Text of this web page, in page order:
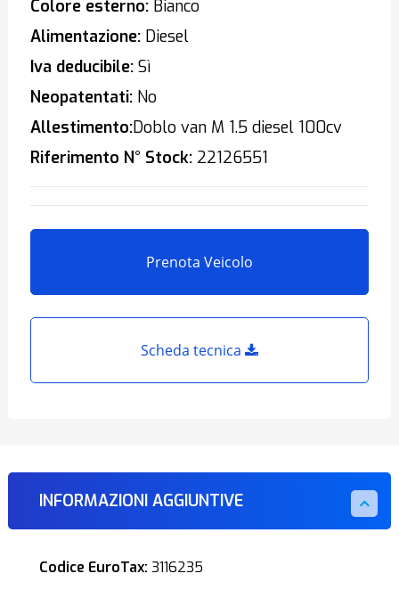
Colore esterno:Bianco
Alimentazione:Diesel
Iva deducibile:Sì
Neopatentati:No
Allestimento:Doblo van M 1.5 diesel 100cv
Riferimento N° Stock:22126551
Prenota Veicolo
Scheda tecnica
INFORMAZIONI AGGIUNTIVE
Codice EuroTax: 3116235